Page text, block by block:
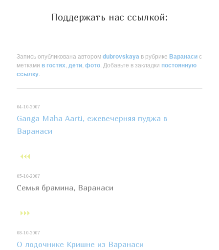
Поддержать нас ссылкой:
Запись опубликована авторомdubrovskaya в рубрикеВаранасис
метками в гостях дети ,фото . Добавьте в закладки постоянную
ссылку
04-10-2007
Ganga Maha Aarti, ежевечерняя пуджа в
Варанаси
05-10-2007
Семья брамина, Варанаси
08-10-2007
О лодочнике Кришне из Варанаси